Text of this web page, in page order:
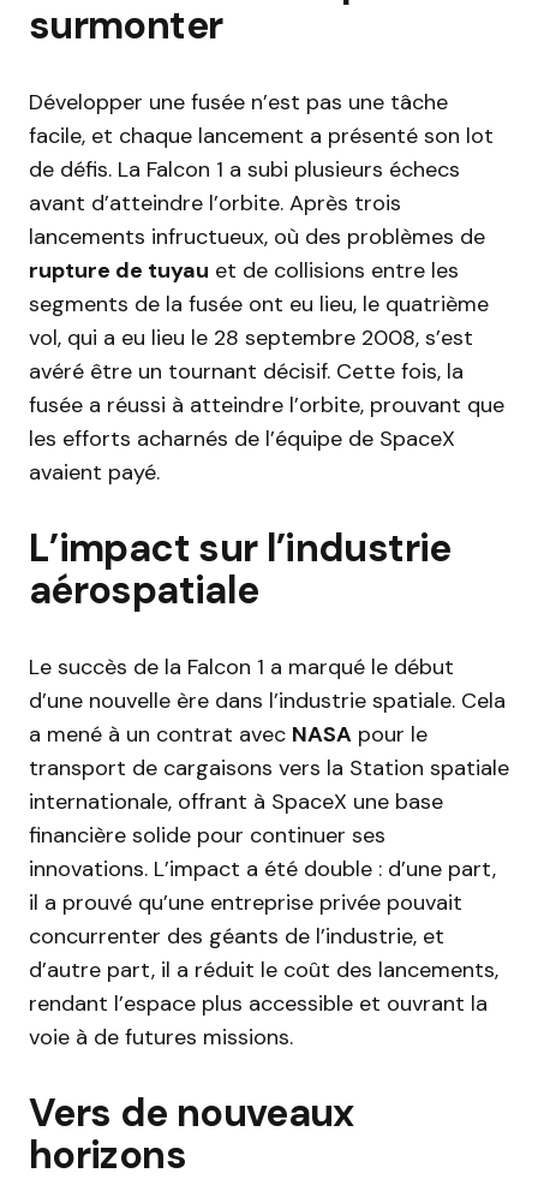
surmonter
Développer une fusée n’est pas une tâche
facile, et chaque lancement a présenté son lot
de défis. La Falcon 1 a subi plusieurs échecs
avant d’atteindre l’orbite. Après trois
lancements infructueux, où des problèmes de
rupture de tuyau et de collisions entre les
segments de la fusée ont eu lieu, le quatrième
vol, qui a eu lieu le 28 septembre 2008, s’est
avéré être un tournant décisif. Cette fois, la
fusée a réussi à atteindre l’orbite, prouvant que
les efforts acharnés de l’équipe de SpaceX
avaient payé.
L’impact sur l’industrie
aérospatiale
Le succès de la Falcon 1 a marqué le début
d’une nouvelle ère dans l’industrie spatiale. Cela
a mené à un contrat avec NASA pour le
transport de cargaisons vers la Station spatiale
internationale, offrant à SpaceX une base
financière solide pour continuer ses
innovations. L’impact a été double : d’une part,
il a prouvé qu’une entreprise privée pouvait
concurrenter des géants de l’industrie, et
d’autre part, il a réduit le coût des lancements,
rendant l’espace plus accessible et ouvrant la
voie à de futures missions.
Vers de nouveaux
horizons